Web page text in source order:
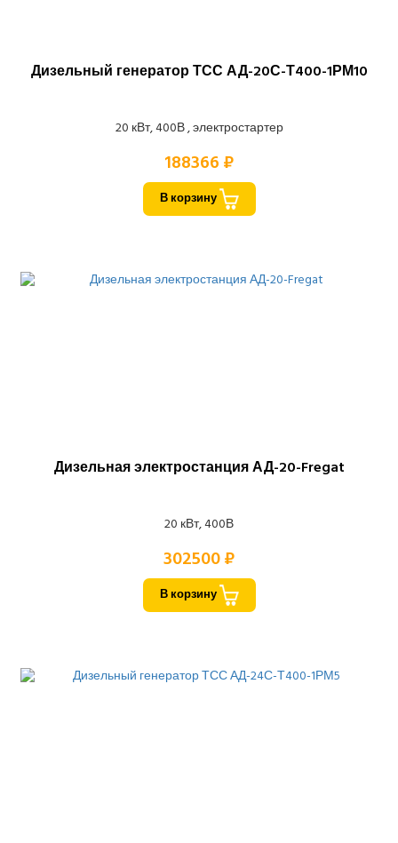
Дизельный генератор ТСС АД-20С-Т400-1РМ10
20 кВт, 400В , электростартер
188366 ₽
В корзину
Дизельная электростанция АД-20-Fregat
20 кВт, 400В
302500 ₽
В корзину